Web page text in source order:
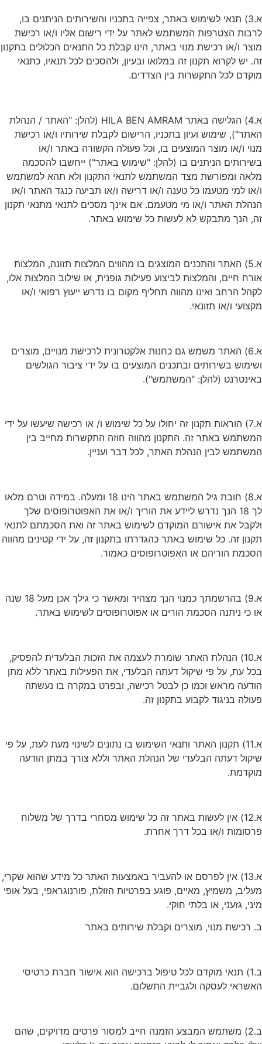
א.3) תנאי לשימוש באתר, צפייה בתכניו והשירותים הניתנים בו,
לרבות הצטרפות המשתמש לאתר על ידי רישום אליו ו/או רכישת
מוצר ו/או רכישת מנוי באתר, הינו קבלת כל התנאים הכלולים בתקנון
זה. יש לקרוא תקנון זה במלואו ובעיון, ולהסכים לכל תנאיו, כתנאי
מוקדם לכל התקשרות בין הצדדים.
א.4) הגלישה באתר HILA BEN AMRAM (להלן: "האתר / הנהלת
האתר"), שימוש ועיון בתכניו, הרישום לקבלת שירותיו ו/או רכישת
מנוי ו/או מוצר המוצעים בו, וכל פעולה הקשורה באתר ו/או
בשירותים הניתנים בו (להלן: "שימוש באתר") ייחשבו להסכמה
מלאה ומפורשת מצד המשתמש לתנאי התקנון ולא תהא למשתמש
ו/או למי מטעמו כל טענה ו/או דרישה ו/או תביעה כנגד האתר ו/או
הנהלת האתר ו/או מי מטעמם. אם אינך מסכים לתנאי מתנאי תקנון
זה, הנך מתבקש לא לעשות כל שימוש באתר.
א.5) האתר והתכנים המוצגים בו מהווים המלצות תזונה, המלצות
אורח חיים, והמלצות לביצוע פעילות גופנית, או שילוב המלצות אלו,
לקהל הרחב ואינו מהווה תחליף מקום בו נדרש ייעוץ רפואי ו/או
מקצועי ו/או תזונאי.
א.6) האתר משמש גם כחנות אלקטרונית לרכישת מנויים, מוצרים
ושימוש בשירותים ובתכנים המוצעים בו על ידי ציבור הגולשים
באינטרנט (להלן: "המשתמש").
א.7) הוראות תקנון זה יחולו על כל שימוש ו/ או רכישה שיעשו על ידי
המשתמש באתר זה. התקנון מהווה חוזה התקשרות מחייב בין
המשתמש לבין הנהלת האתר, לכל דבר ועניין.
א.8) חובת גיל המשתמש באתר הינו 18 ומעלה. במידה וטרם מלאו
לך 18 הנך נדרש ליידע את הוריך ו/או את האפוטרופוסים שלך
ולקבל את אישורם המוקדם לשימוש באתר זה ואת הסכמתם לתנאי
תקנון זה. כל שימוש באתר כהגדרתו בתקנון זה, על ידי קטינים מהווה
הסכמת הוריהם או האפוטרופוסים כאמור.
א.9) בהרשמתך כמנוי הנך מצהיר ומאשר כי גילך אכן מעל 18 שנה
או כי ניתנה הסכמת הורים או אפוטרופוסים לשימוש באתר.
א.10) הנהלת האתר שומרת לעצמה את הזכות הבלעדית להפסיק,
בכל עת, על פי שיקול דעתה הבלעדי, את הפעילות באתר ללא מתן
הודעה מראש וכמו כן לבטל רכישה, ובפרט במקרה בו נעשתה
פעולה בניגוד לקבוע בתקנון זה.
א.11) תקנון האתר ותנאי השימוש בו נתונים לשינוי מעת לעת, על פי
שיקול דעתה הבלעדי של הנהלת האתר וללא צורך במתן הודעה
מוקדמת.
א.12) אין לעשות באתר זה כל שימוש מסחרי בדרך של משלוח
פרסומות ו/או בכל דרך אחרת.
א.13) אין לפרסם או להעביר באמצעות האתר כל מידע שהוא שקרי,
מעליב, משמיץ, מאיים, פוגע בפרטיות הזולת, פורנוגראפי, בעל אופי
מיני, גזעני, או בלתי חוקי.
ב. רכישת מנוי, מוצרים וקבלת שירותים באתר
ב.1) תנאי מוקדם לכל טיפול ברכישה הוא אישור חברת כרטיסי
האשראי לעסקה ולגביית התשלום.
ב.2) משתמש המבצע הזמנה חייב למסור פרטים מדויקים, שהם